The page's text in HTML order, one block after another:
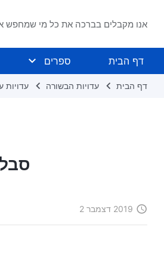
אנו מקבלים בברכה את כל מי שמחפש
דף הבית ספרים
דף הבית עדויות הבשורה עדויות
2019 דצמבר 2